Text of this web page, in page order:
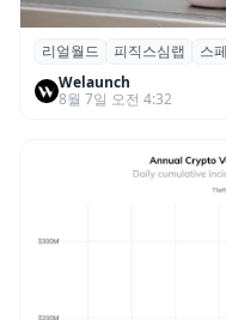
리얼월드, 로봇테
휴머노이드 표준
리얼월드 피직스심랩 스
Welaunch
8월 7일 오전 4:32